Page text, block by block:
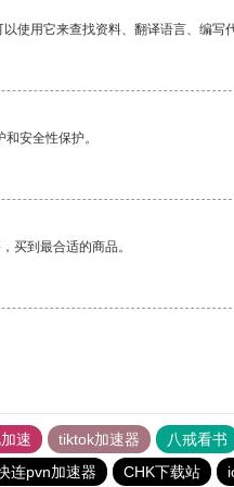
使用它来查找资料、翻译语言、编写
安全性保护。
买到最合适的商品。
速 tiktok加速器 八戒看书
连pvn加速器 CHK下载站